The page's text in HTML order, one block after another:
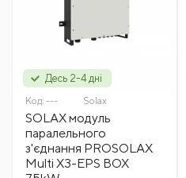
Десь 2-4 дні
Код: --- Solax
SOLAX модуль
паралельного
з'єднання PROSOLAX
Multi X3-EPS BOX